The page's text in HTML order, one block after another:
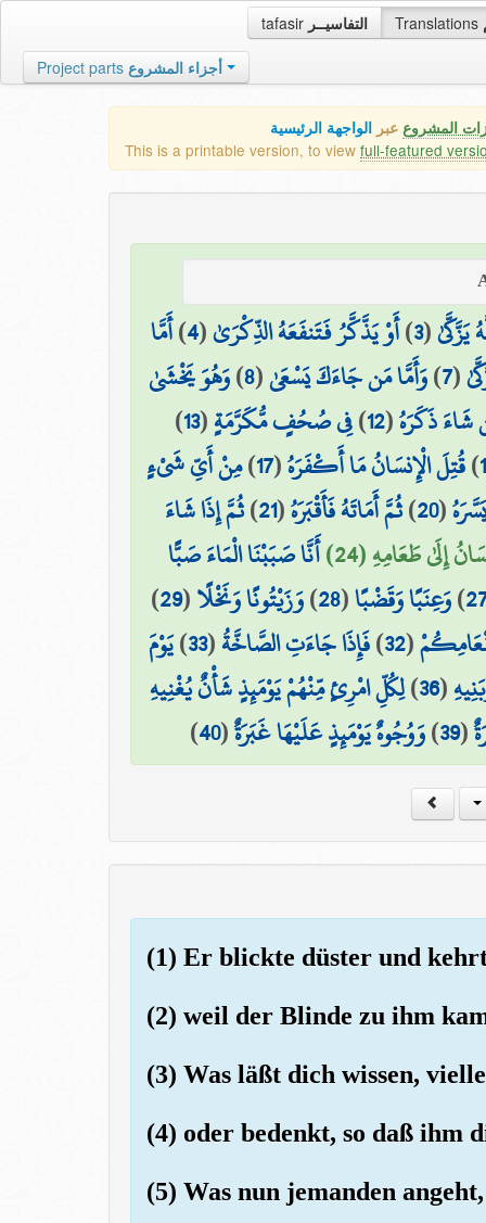
tafasir التفاسيــر Translations
Project parts أجزاء المشروع
المشروع عبر الواجهة الرئيسية
This is a printable version, to view full-featured
يَزَّكَّىٰ(
3
)أَوْ يَذَّكَّرُ فَتَنفَعَهُ الذِّكْرَىٰ(
4
)أَمَّا
(
7
)وَأَمَّا مَن جَاءَكَ يَسْعَىٰ(
8
)وَهُوَ يَخْشَىٰ
شَاءَ ذَكَرَهُ(
12
)فِي صُحُفٍ مُّكَرَّمَةٍ(
13
)
)قُتِلَ الْإِنسَانُ مَا أَكْفَرَهُ(
17
)مِنْ أَيِّ شَيْءٍ
(
20
)ثُمَّ أَمَاتَهُ فَأَقْبَرَهُ(
21
)ثُمَّ إِذَا شَاءَ
إِلَىٰ طَعَامِهِ (24)
أَنَّا صَبَبْنَا الْمَاءَ صَبًّا
)وَعِنَبًا وَقَضْبًا(
28
)وَزَيْتُونًا وَنَخْلًا(
29
)
(
32
)فَإِذَا جَاءَتِ الصَّاخَّةُ(
33
)يَوْمَ
(
36
)لِكُلِّ امْرِئٍ مِّنْهُمْ يَوْمَئِذٍ شَأْنٌ يُغْنِيهِ
(
39
)وَوُجُوهٌ يَوْمَئِذٍ عَلَيْهَا غَبَرَةٌ(
40
)
(1) Er blickte düster und
(2) weil der Blinde zu ihm
(3) Was läßt dich wissen,
(4) oder bedenkt, so daß ihm
(5) Was nun jemanden